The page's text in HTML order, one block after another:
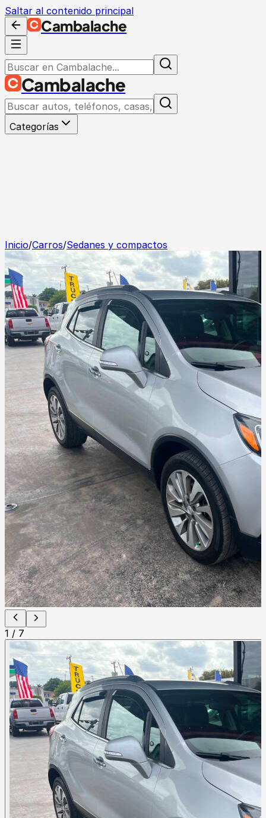
Saltar al contenido principal
Cambalache
Cambalache
Categorías
Inicio/Carros/Sedanes y compactos
1 / 7